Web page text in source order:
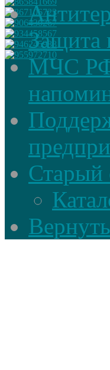
Защита
МЧС
Старый